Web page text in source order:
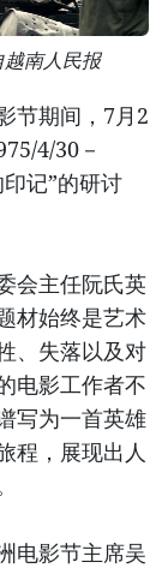
南人民报
节期间，7月2
4/30－
记”的研讨
会主任阮氏英
材始终是艺术
、失落以及对
电影工作者不
写为一首英雄
程，展现出人
电影节主席吴